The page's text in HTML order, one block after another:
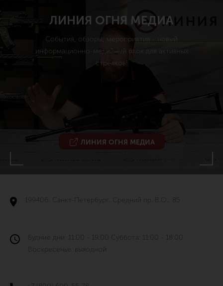
ЛИНИЯ ОГНЯ МЕДИА
События, обзоры, мероприятия - новый
информационно-медийный блок для активных
стрелков!
ЛИНИЯ ОГНЯ МЕДИА
199406, Санкт-Петербург, Средний пр. В.О., 85
Будние дни: 11:00 - 19:00 Суббота: 11:00 - 18:00
Воскресенье: выходной